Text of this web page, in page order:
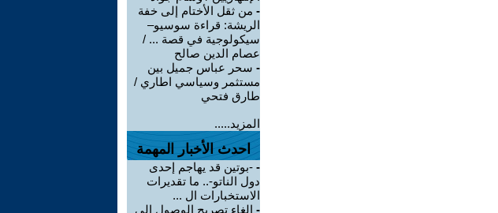
- من ثقل الأختام إلى خفة
الريشة: قراءة سوسيو–
سيكولوجية في قصة ... /
عصام الدين صالح
- سحر عباس جميل بين
مستثمر وسياسي اطاري /
طارق فتحي
المزيد.....
احدث الأخبار المهمة
- -بوتين قد يهاجم إحدى
دول الناتو-.. ما تقديرات
الاستخبارات ال ...
- إلغاء تصريح الوصول إلى